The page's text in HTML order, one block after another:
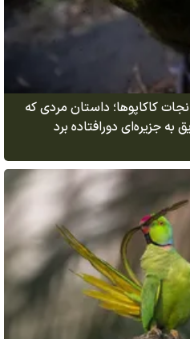
نجات کاکاپوها؛ داستان مردی که
به جزیره‌ای دورافتاده برد